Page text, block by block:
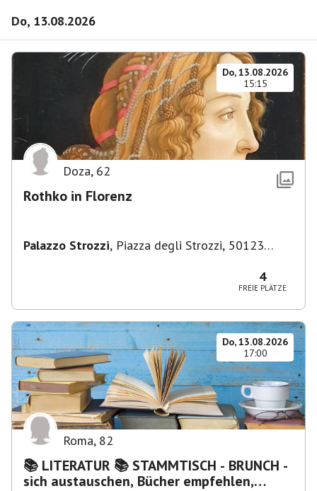
Do, 13.08.2026
Do, 13.08.2026
15:15
Doza, 62
Rothko in Florenz
Palazzo Strozzi, Piazza degli Strozzi, 50123
4
FREIE PLÄTZE
Do, 13.08.2026
17:00
Roma, 82
📚 LITERATUR 📚 STAMMTISCH - BRUNCH -
sich austauschen, Bücher empfehlen,